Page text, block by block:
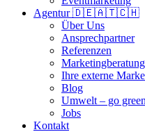
Agentur 🇩🇪🇦🇹🇨🇭
Über Uns
Ansprechpartner
Referenzen
Ihre externe
Blog
Umwelt – go green
Jobs
Kontakt